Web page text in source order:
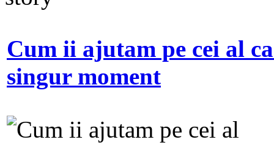
Cum ii ajutam pe cei al
singur moment